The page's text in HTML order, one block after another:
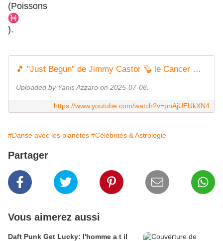
(Poissons
).
🎵 "Just Begun" de Jimmy Castor 🦫 le Cancer ♋ : la généalogie cosmique ✨ du breakdance 💥🕺
Uploaded by Yanis Azzaro on 2025-07-08.
https://www.youtube.com/watch?v=pnAjUEUkXN4
#Danse avec les planètes #Célébrités & Astrologie
Partager
Vous aimerez aussi
Daft Punk Get Lucky: l'homme a t il